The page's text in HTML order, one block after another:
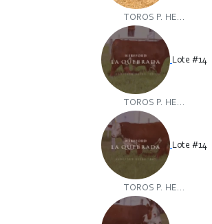
TOROS P. HE...
Lote #14
TOROS P. HE...
Lote #14
TOROS P. HE...